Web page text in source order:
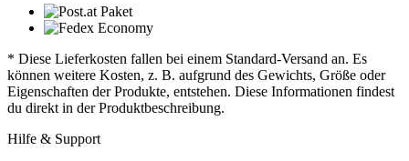
* Diese Lieferkosten fallen bei einem Standard-Versand an. Es
können weitere Kosten, z. B. aufgrund des Gewichts, Größe oder
Eigenschaften der Produkte, entstehen. Diese Informationen findest
du direkt in der Produktbeschreibung.
Hilfe & Support